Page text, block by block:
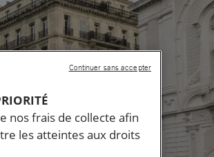
nos frais de collecte afin
les atteintes aux droits
Continuer sans accepter